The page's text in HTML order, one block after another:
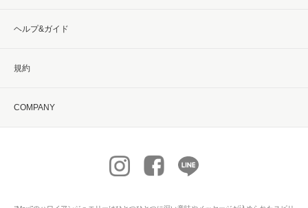
ヘルプ&ガイド
規約
COMPANY